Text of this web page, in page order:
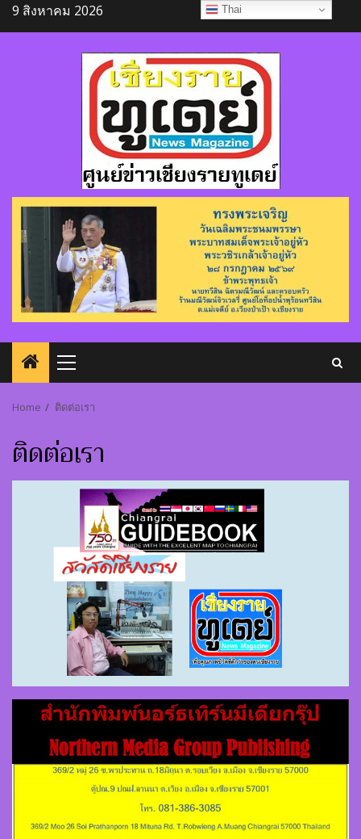
Skip
to
9 สิงหาคม 2026
Primary
Home ติดต่อเรา
ติดต่อเรา
Thai